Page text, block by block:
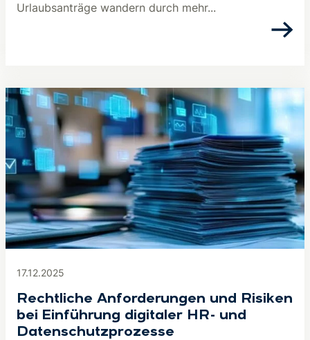
Urlaubsanträge wandern durch mehr...
17.12.2025
Rechtliche Anforderungen und Risiken
bei Einführung digitaler HR- und
Datenschutzprozesse